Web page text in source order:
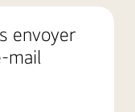
envoyer
mail